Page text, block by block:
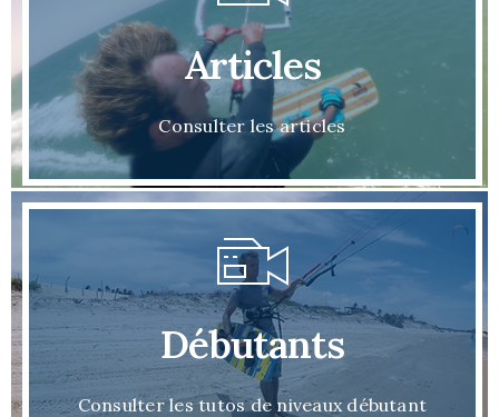
Articles
Consulter les articles
Débutants
Consulter les tutos de niveaux débutant